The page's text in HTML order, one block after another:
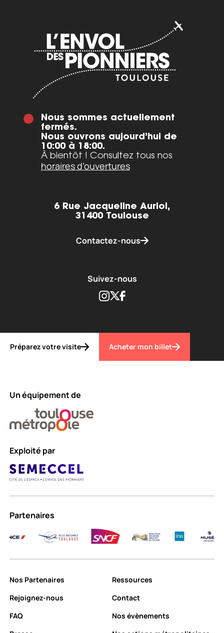
Nous sommes actuellement
fermés.
Nous ouvrons aujourd’hui de
10:00 à 18:00.
À bientôt ! Consultez tous nos
horaires d’ouvertures
6 Rue Jacqueline Auriol,
31400 Toulouse
Contactez-nous
Suivez-nous
Instagram
TwitterFacebook
Préparez votre visite Acheter mon billet
Un équipement de
Exploité par
Partenaires
Exploité par
Nos Partenaires
Ressources
Rejoignez-nous
Contact
FAQ
Nos évènements